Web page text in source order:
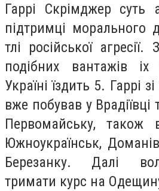
Гаррі Скрімджер суть
підтримці морального
тлі російської
подібних вантажів
Україні їздить 5. Гаррі
вже побував у Врадіївці
Первомайську, також
Южноукраїнськ,
Березанку. Далі
тримати курс на